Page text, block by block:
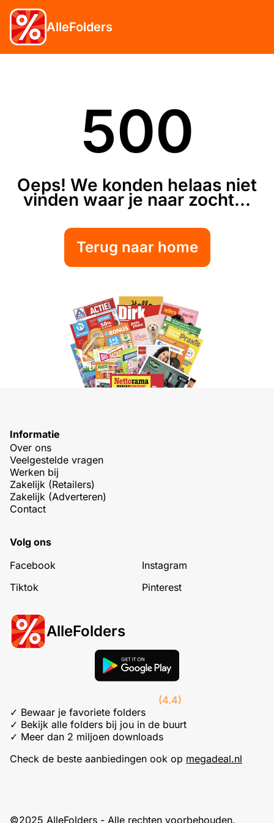
AlleFolders
500
Oeps! We konden helaas niet
vinden waar je naar zocht...
Terug naar home
Informatie
Over ons
Veelgestelde vragen
Werken bij
Zakelijk (Retailers)
Zakelijk (Adverteren)
Contact
Volg ons
Facebook
Instagram
Tiktok
Pinterest
AlleFolders
(4.4)
✓ Bewaar je favoriete folders
✓ Bekijk alle folders bij jou in de buurt
✓ Meer dan 2 miljoen downloads
Check de beste aanbiedingen ook op megadeal.nl
©2025 AlleFolders - Alle rechten voorbehouden.